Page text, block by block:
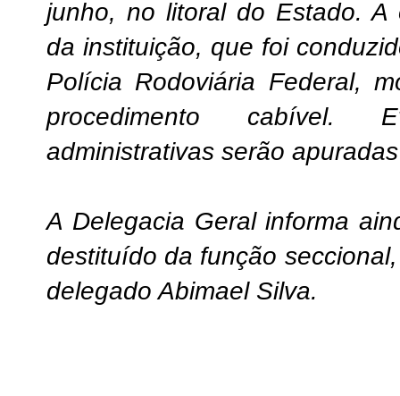
junho, no litoral do Estado. A
da instituição, que foi
Polícia Rodoviária Federal,
procedimento cabível.
administrativas serão
A Delegacia Geral informa
destituído da função
delegado Abimael Silva.